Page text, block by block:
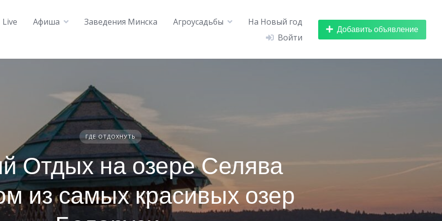
Live Афиша Заведения Минска Агроусадьбы
На Новый год
Войти
Добавить объявление
ГДЕ ОТДОХНУТЬ
Отдых на озере Селява
из самых красивых озер